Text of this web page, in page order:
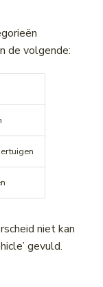
de volgende:
niet kan
gevuld.